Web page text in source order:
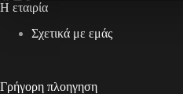
Η εταιρία
Σχετικά με εμάς
Γρήγορη πλοηγηση